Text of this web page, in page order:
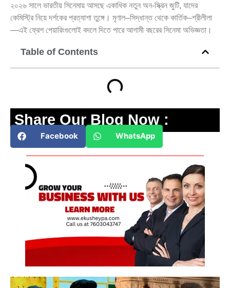
২০২৬ সালে ভারতীয় সিনেমায় আসছে একাধিক নতুন অন-স্ক্রিন জুটি, যাদের
কেমিস্ট্রি নিয়ে দর্শকের প্রত্যাশা তুঙ্গে। মৃণাল–সিদ্ধান্ত থেকে কার্তিক–শ্রীলীলা
—এই ফ্রেশ পেয়ারিংগুলোই বদলে দিতে পারে আগামী বছরের সিনেমা অভিজ্ঞতা।
Table of Contents
Share Our Blog Now :
Facebook WhatsApp